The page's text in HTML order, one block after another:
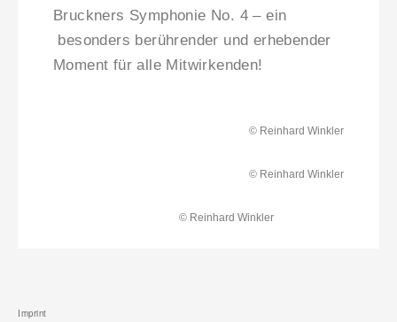
Bruckners Symphonie No. 4 – ein
besonders berührender und erhebender
Moment für alle Mitwirkenden!
© Reinhard Winkler
© Reinhard Winkler
© Reinhard Winkler
Imprint